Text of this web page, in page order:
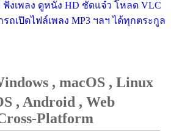
ฟังเพลง ดูหนัง HD ชัดแจ๋ว โหลด VLC
รถเปิดไฟล์เพลง MP3 ฯลฯ ได้ทุกตระกูล
, macOS , Linux
, Android , Web
Platform